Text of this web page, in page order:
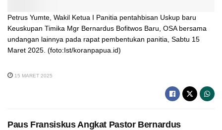
Petrus Yumte, Wakil Ketua I Panitia pentahbisan Uskup baru
Keuskupan Timika Mgr Bernardus Bofitwos Baru, OSA bersama
undangan lainnya pada rapat pembentukan panitia, Sabtu 15
Maret 2025. (foto:Ist/koranpapua.id)
15 MARET 2025
Paus Fransiskus Angkat Pastor Bernardus